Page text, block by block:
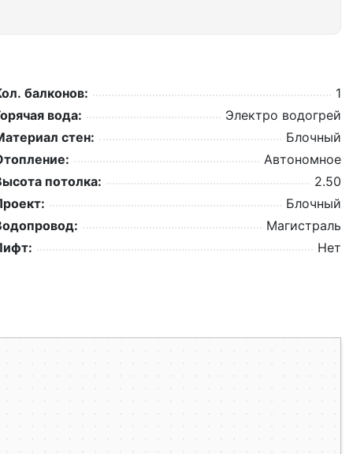
балконов:
1
вода:
Электро водогрей
стен:
Блочный
Автономное
потолка:
2.50
Блочный
Магистраль
Нет